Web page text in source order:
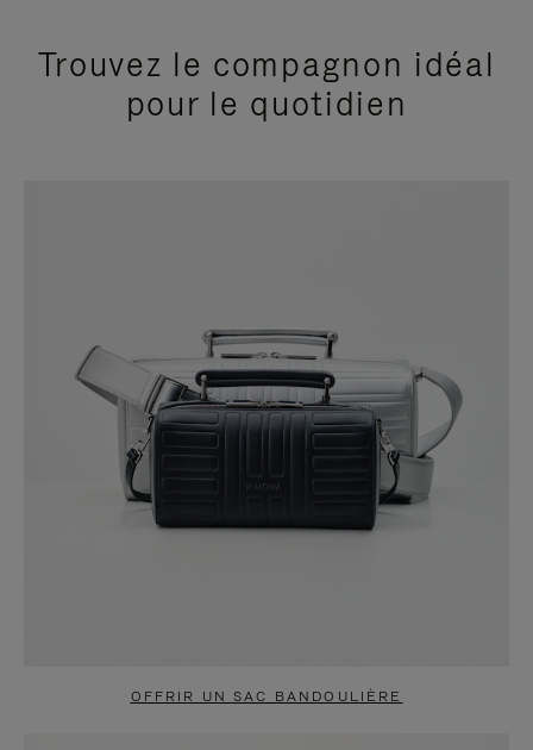
Trouvez le compagnon idéal
pour le quotidien
OFFRIR UN SAC BANDOULIÈRE